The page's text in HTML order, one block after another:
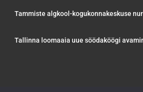
Tammiste algkool-kogukonnakeskuse
Tallinna loomaaia uue söödaköögi